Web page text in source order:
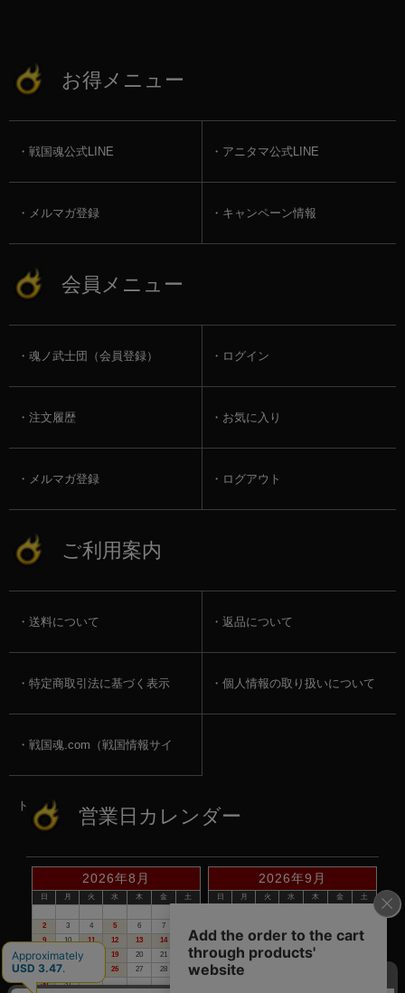
お得メニュー
戦国魂公式LINE アニタマ公式LINE
メルマガ登録 キャンペーン情報
会員メニュー
魂ノ武士団（会員登録） ログイン
注文履歴 お気に入り
メルマガ登録 ログアウト
ご利用案内
送料について 返品について
特定商取引法に基づく表示 個人情報の取り扱いについて
戦国魂.com（戦国情報サイ
ト） 営業日カレンダー
2026年8月
日 月 火 水 木 金
土
2
3 4 5 6 7
9
10 11 12 13 14
15
16
17 19 20 21
22
23
24 26 27 28
29
30
31
2026年9月
日 月 火 水 木 金
土
13
14 15 16 17 18
19
20
21 22 23 24
27
28